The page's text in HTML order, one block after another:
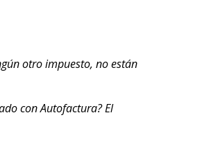
otro impuesto, no están
con Autofactura? El